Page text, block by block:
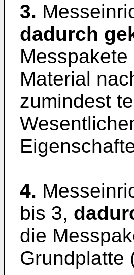
3.
dadurch
Material
zumindest
4.
bis 3,
die
Grundplatte